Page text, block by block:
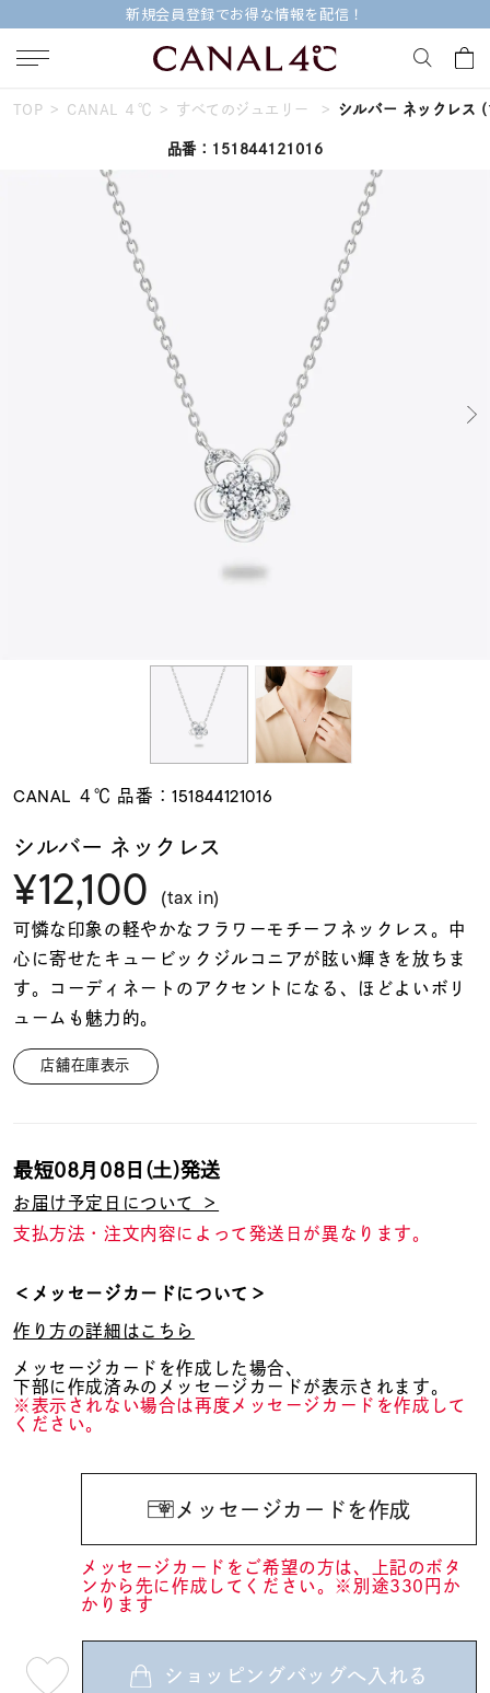
新規会員登録でお得な情報を配信！
キーワードで検索する
人気検索キーワード
#eギフト #ハーフエタニティリング
#メンズ ネックレス
ファッションテイス
ト
着用シーン
コレクション
リングサイズ
メンズ
価格 ¥0
在庫
TOP CANAL ４℃ すべてのジュエリー シルバー ネックレス
品番：151844121016
CANAL ４℃ 品番：151844121016
シルバー ネックレス
¥12,100 (tax in)
可憐な印象の軽やかなフラワーモチーフネックレス。中
心に寄せたキュービックジルコニアが眩い輝きを放ちま
す。コーディネートのアクセントになる、ほどよいボリ
ュームも魅力的。
店舗在庫表示
最短08月08日(土)発送
お届け予定日について ＞
支払方法・注文内容によって発送日が異なります。
＜メッセージカードについて＞
作り方の詳細はこちら
メッセージカードを作成した場合、
下部に作成済みのメッセージカードが表示されます。
※表示されない場合は再度メッセージカードを作成して
ください。
メッセージカードを作成
メッセージカードをご希望の方は、上記のボタ
ンから先に作成してください。※別途330円か
かります
ショッピングバッグへ入れる